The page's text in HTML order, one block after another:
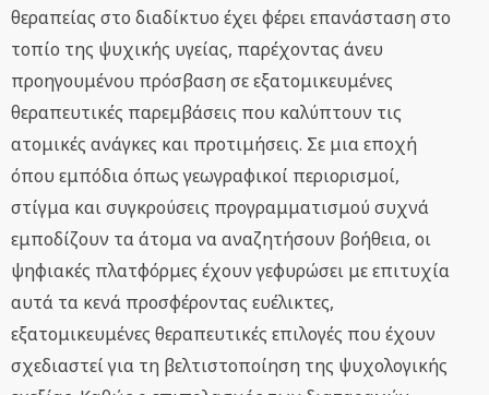
θεραπείας στο διαδίκτυο έχει φέρει επανάσταση στο
τοπίο της ψυχικής υγείας, παρέχοντας άνευ
προηγουμένου πρόσβαση σε εξατομικευμένες
θεραπευτικές παρεμβάσεις που καλύπτουν τις
ατομικές ανάγκες και προτιμήσεις. Σε μια εποχή
όπου εμπόδια όπως γεωγραφικοί περιορισμοί,
στίγμα και συγκρούσεις προγραμματισμού συχνά
εμποδίζουν τα άτομα να αναζητήσουν βοήθεια, οι
ψηφιακές πλατφόρμες έχουν γεφυρώσει με επιτυχία
αυτά τα κενά προσφέροντας ευέλικτες,
εξατομικευμένες θεραπευτικές επιλογές που έχουν
σχεδιαστεί για τη βελτιστοποίηση της ψυχολογικής